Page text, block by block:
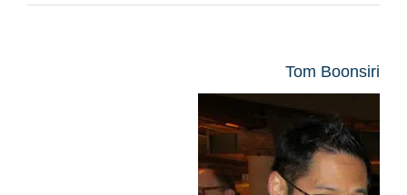
Tom Boonsiri